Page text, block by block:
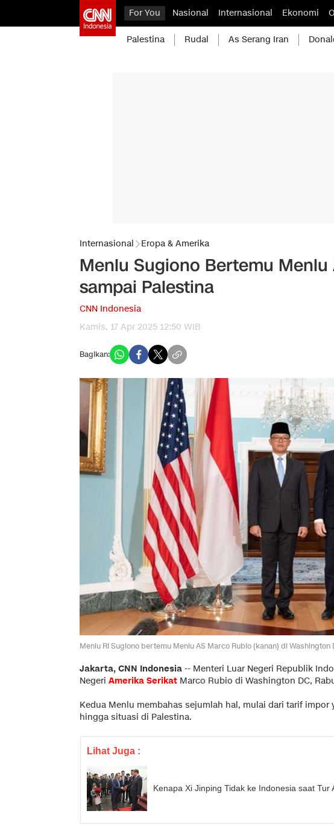
For You Nasional Internasional Ekonomi
Palestina Rudal As Serang Iran
Internasional Eropa & Amerika
Menlu Sugiono Bertemu Menlu
sampai Palestina
CNN Indonesia
Kamis, 17 Apr 2025 12:50 WIB
Bagikan:
Menlu RI Sugiono bertemu Menlu AS Marco Rubio (kanan) di Washington
Jakarta, CNN Indonesia -- Menteri Luar Negeri Republik
Negeri Amerika Serikat Marco Rubio di Washington DC,
Kedua Menlu membahas sejumlah hal, mulai dari tarif impor
hingga situasi di Palestina.
Lihat Juga :
Kenapa Xi Jinping Tidak ke Indonesia saat Tur